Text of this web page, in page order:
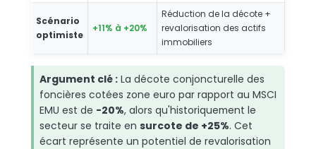
Scénario
optimiste
+11% à +20%
Réduction de la décote +
revalorisation des actifs
immobiliers
Argument clé : La décote conjoncturelle des
foncières cotées zone euro par rapport au MSCI
EMU est de -20%, alors qu'historiquement le
secteur se traite en surcote de +25%. Cet
écart représente un potentiel de revalorisation